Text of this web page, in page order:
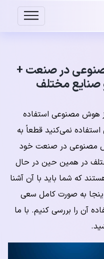
در صنعت +
صنایع مختلف
هوش مصنوعی استفاده
نمی‌کنید قطعاً به
مصنوعی در صنعت خود
در همین حین در حال
که شما باید با آن آشنا
به صورت کامل سعی
آن را بررسی کنیم. با ما